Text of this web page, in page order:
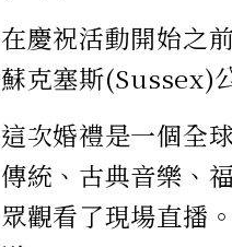
在慶祝活動開始之
蘇克塞斯(Sussex)
這次婚禮是一個全
傳統、古典音樂、
眾觀看了現場直播